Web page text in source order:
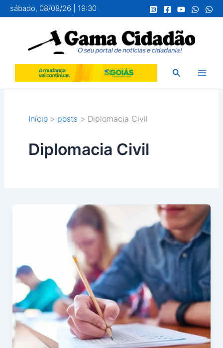
para
conteúdo
sábado, 08/08/26 | 19:30
Pesquisar
Início posts Diplomacia Civil
Diplomacia Civil